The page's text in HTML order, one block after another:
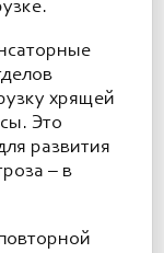
хрящей
Это
развития
– в